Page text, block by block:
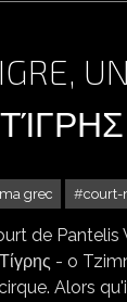
grec court-
JIMMY LE
- o
Alors